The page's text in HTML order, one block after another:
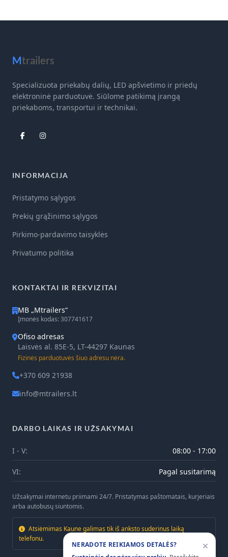
Mtrailers
Specializuota priekabų dalių, LED apšvietimo ir priedų
elektroninė parduotuvė. Siūlome patikimą įrangą
priekaboms, transportui ir technikai.
INFORMACIJA
Pristatymo sąlygos
Prekių grąžinimo sąlygos
Pirkimo-pardavimo taisyklės
Privatumo politika
KONTAKTAI IR REKVIZITAI
MB „Mtrailers“
Įmonės kodas: 307741617
Ofiso adresas
Laisvės al. 85E-5, LT-44297 Kaunas
Fizinės parduotuvės šiuo adresu nėra.
+370 609 21938
info@mtrailers.lt
DARBO LAIKAS IR UŽSAKYMAI
I - V: 08:00 - 17:00
VI: Pagal susitarimą
Užsakymai internetu priimami 24/7. Pristatymas paštomatais, kurjeriais
arba autobusų siuntomis.
Atsiėmimas Kaune galimas tik iš anksto suderinus laiką
telefonu.
NERADOTE REIKIAMOS DETALĖS?